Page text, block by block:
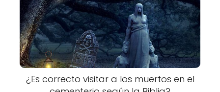
¿Es correcto visitar a los muertos en el